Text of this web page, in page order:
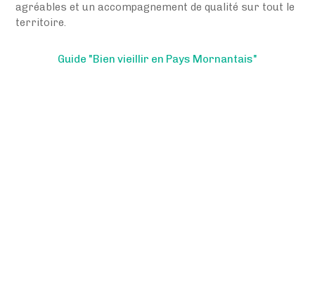
agréables et un accompagnement de qualité sur tout le
territoire.
Guide "Bien vieillir en Pays Mornantais"